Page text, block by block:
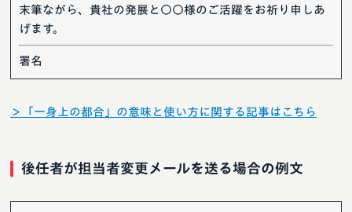
末筆ながら、貴社の発展と○○様のご活躍をお祈り申しあ
げます。
署名
＞「一身上の都合」の意味と使い方に関する記事はこちら
後任者が担当者変更メールを送る場合の例文